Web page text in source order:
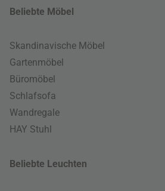
Beliebte Möbel
Skandinavische Möbel
Gartenmöbel
Büromöbel
Schlafsofa
Wandregale
HAY Stuhl
Beliebte Leuchten